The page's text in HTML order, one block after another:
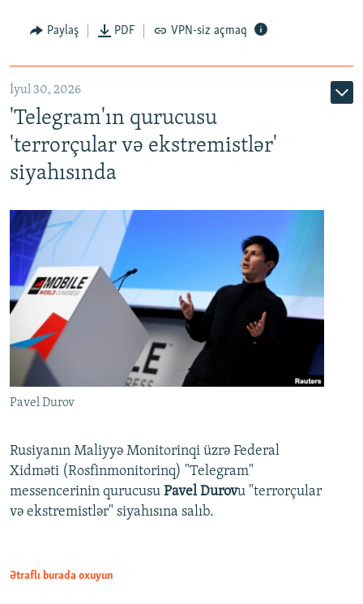
Paylaş PDF VPN-siz açmaq
İyul 30, 2026
'Telegram'ın qurucusu
'terrorçular və ekstremistlər'
siyahısında
Pavel Durov
Rusiyanın Maliyyə Monitorinqi üzrə Federal
Xidməti (Rosfinmonitorinq) "Telegram"
messencerinin qurucusu Pavel Durovu "terrorçular
və ekstremistlər" siyahısına salıb.
Ətraflı burada oxuyun